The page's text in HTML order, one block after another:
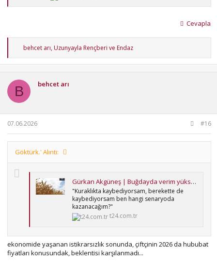
Cevapla
T
p
e
r
behcet arı,Uzunyayla Rençberi ve Endaz
B behcet arı
07.06.2026 #16
Göktürk.' Alıntı:
Gürkan Akgüneş | Buğdayda verim yüksek çiftçi mutsuz: Yağmur yağdı böyle oldu!
"Kuraklıkta kaybediyorsam, berekette de
kaybediyorsam ben hangi senaryoda
kazanacağım?"
t24.com.tr
ekonomide yaşanan istikrarsızlık sonunda, çiftçinin 2026 da hububat
fiyatları konusundak, beklentisi karşılanmadı...